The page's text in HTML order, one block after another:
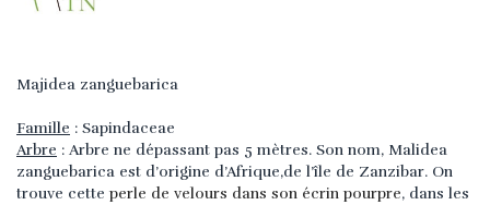
Majidea zanguebarica
Famille : Sapindaceae
Arbre : Arbre ne dépassant pas 5 mètres. Son nom, Malidea
zanguebarica est d’origine d’Afrique,de l’île de Zanzibar. On
trouve cette perle de velours dans son écrin pourpre, dans les